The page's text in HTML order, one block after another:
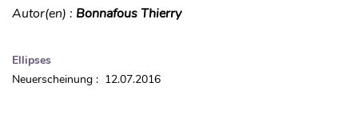
Autor(en) : Bonnafous Thierry
Ellipses
Neuerscheinung : 12.07.2016